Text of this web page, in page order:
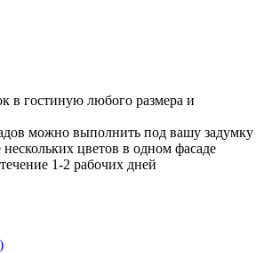
в гостиную любого размера и
можно выполнить под вашу задумку
цветов в одном фасаде
1-2 рабочих дней